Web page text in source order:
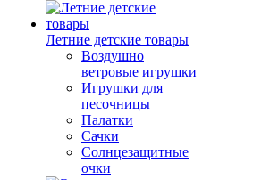
Летние детские товары
Воздушно
ветровые игрушки
Игрушки для
песочницы
Палатки
Сачки
Солнцезащитные
очки